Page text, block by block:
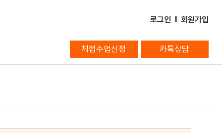
로그인 l 회원가입
체험수업신청 카톡상담